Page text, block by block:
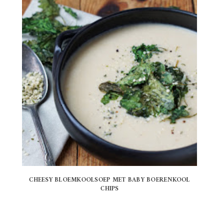
CHEESY BLOEMKOOLSOEP MET BABY BOERENKOOL
CHIPS